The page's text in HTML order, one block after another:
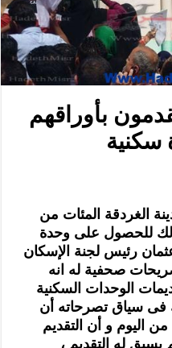
بأوراقهم
الغردقة المئات من
ذلك للحصول على وحدة
رئيس لجنة الإسكان
صحفية له انه
الوحدات السكنية
فى سياق تصرحاته أن
من اليوم و أن التقديم
له التقديم ،